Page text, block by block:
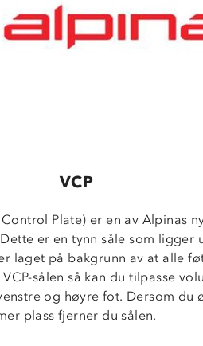
VCP
Plate) er en av Alpinas
er en tynn såle som ligger
laget på bakgrunn av at alle
sålen så kan du tilpasse
og høyre fot. Dersom du
plass fjerner du sålen.